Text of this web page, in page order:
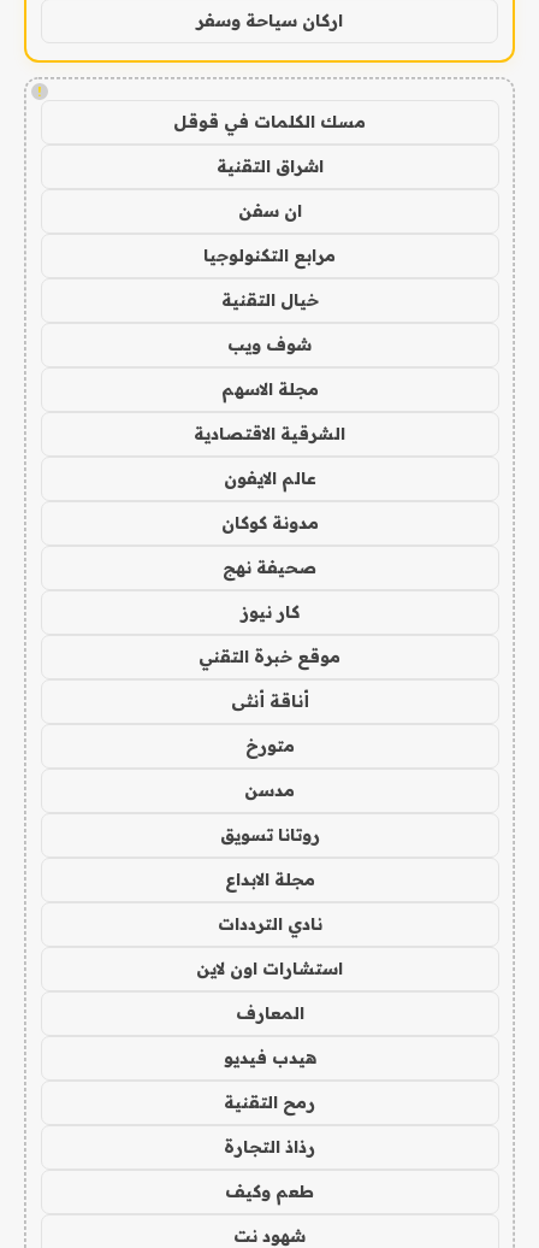
اركان سياحة وسفر
!
مسك الكلمات في قوقل
اشراق التقنية
ان سفن
مرابع التكنولوجيا
خيال التقنية
شوف ويب
مجلة الاسهم
الشرقية الاقتصادية
عالم الايفون
مدونة كوكان
صحيفة نهج
كار نيوز
موقع خبرة التقني
أناقة أنثى
متورخ
مدسن
روتانا تسويق
مجلة الابداع
نادي الترددات
استشارات اون لاين
المعارف
هيدب فيديو
رمح التقنية
رذاذ التجارة
طعم وكيف
شهود نت